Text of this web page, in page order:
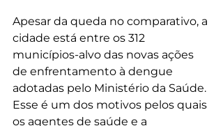
Apesar da queda no comparativo, a
cidade está entre os 312
municípios-alvo das novas ações
de enfrentamento à dengue
adotadas pelo Ministério da Saúde.
Esse é um dos motivos pelos quais
os agentes de saúde e a